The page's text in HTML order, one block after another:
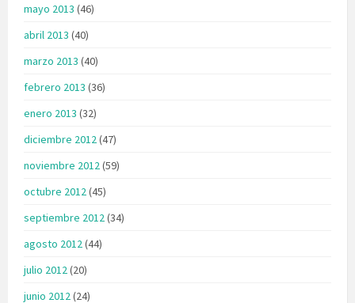
mayo 2013 (46)
abril 2013 (40)
marzo 2013 (40)
febrero 2013 (36)
enero 2013 (32)
diciembre 2012(47)
noviembre 2012(59)
octubre 2012(45)
septiembre 2012(34)
agosto 2012(44)
julio 2012(20)
junio 2012(24)